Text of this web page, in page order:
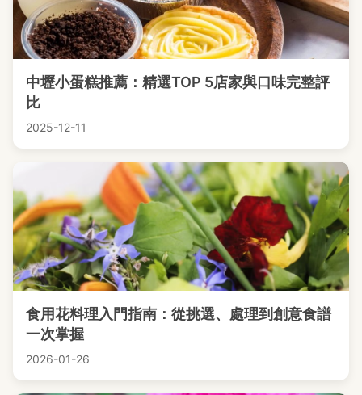
中壢小蛋糕推薦：精選TOP 5店家與口味完整評
比
2025-12-11
食用花料理入門指南：從挑選、處理到創意食譜
一次掌握
2026-01-26